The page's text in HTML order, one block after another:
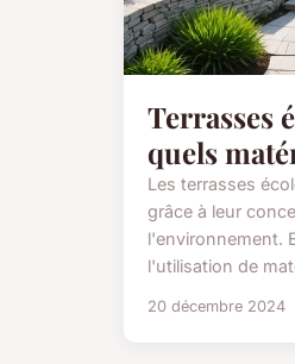
Terrasses
quels
Les terrasses
grâce à leur
l'environnement.
l'utilisation de
20 décembre 2024